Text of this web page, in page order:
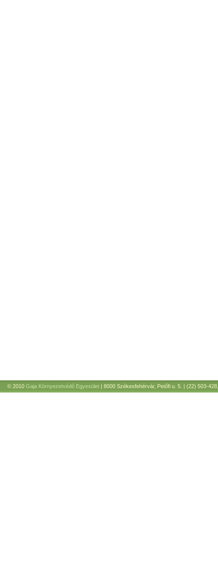
© 2010 Gaja Környezetvédő Egyesület | 8000 Székesfehérvár, Petőfi u. 5. | (22) 503-